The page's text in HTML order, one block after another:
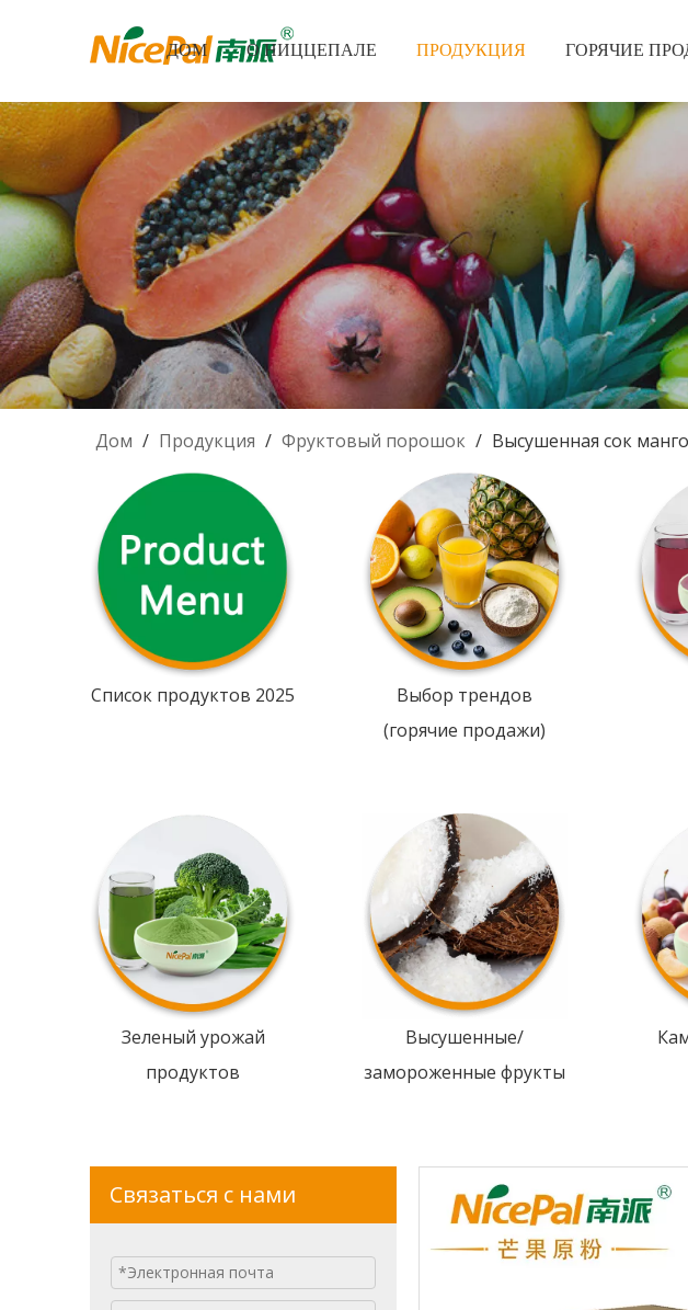
ДОМ О НИЦЦЕПАЛЕ ПРОДУКЦИЯ ГОРЯЧИЕ
Дом / Продукция / Фруктовый порошок / Высушенная сок манго
Список продуктов 2025
Выбор трендов
(горячие продажи)
Зеленый урожай
продуктов
Высушенные/
замороженные фрукты
Связаться с нами